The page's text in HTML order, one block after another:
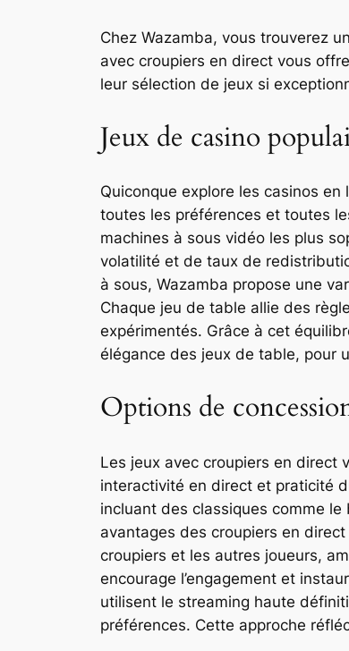
Chez Wazamba, vous trouverez
avec croupiers en direct vous
leur sélection de jeux si
Jeux de casino
Quiconque explore les casinos
toutes les préférences et toutes
machines à sous vidéo les plus
volatilité et de taux de
à sous, Wazamba propose une
Chaque jeu de table allie des
expérimentés. Grâce à cet
élégance des jeux de table, pour
Options de
Les jeux avec croupiers en direct
interactivité en direct et praticité
incluant des classiques comme
avantages des croupiers en
croupiers et les autres joueurs,
encourage l’engagement et
utilisent le streaming haute
préférences. Cette approche